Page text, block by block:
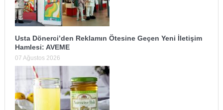
Usta Dönerci’den Reklamın Ötesine Geçen Yeni İletişim
Hamlesi: AVEME
07 Ağustos 2026